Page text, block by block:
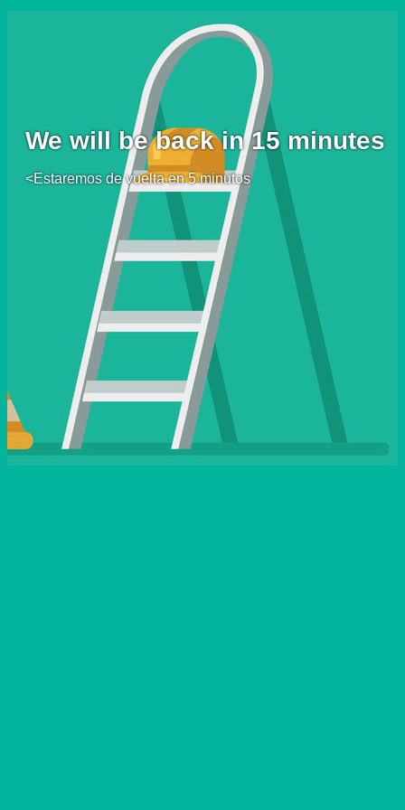
We will be back in 15 minutes
<Estaremos de vuelta en 5 minutos